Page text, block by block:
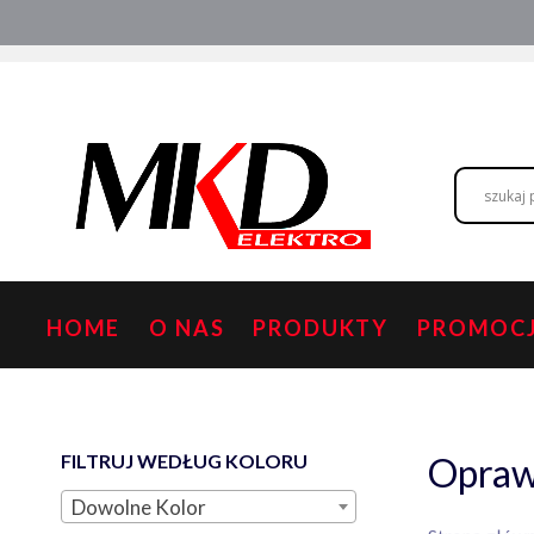
do
HOME O NAS PRODUKTY
FILTRUJ WEDŁUG KOLORU
Dowolne Kolor